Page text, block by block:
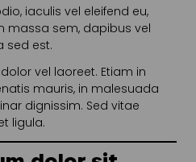
iaculis vel eleifend eu,
massa sem, dapibus vel
sed est.
vel laoreet. Etiam in
mauris, in malesuada
dignissim. Sed vitae
ligula.